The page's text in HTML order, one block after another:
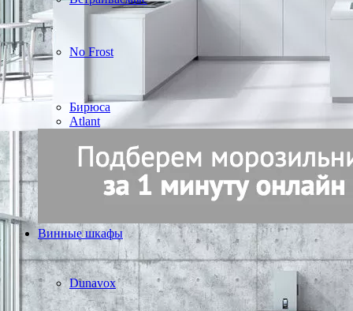
No Frost
Бирюса
Atlant
Винные шкафы
Dunavox